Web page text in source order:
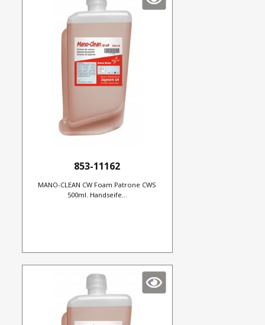
853-11162
MANO-CLEAN CW Foam Patrone CWS
500ml. Handseife...